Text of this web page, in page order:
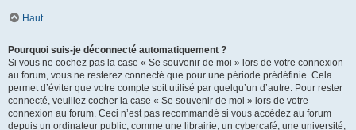
Haut
Pourquoi suis-je déconnecté automatiquement ?
Si vous ne cochez pas la case « Se souvenir de moi » lors de votre connexion
au forum, vous ne resterez connecté que pour une période prédéfinie. Cela
permet d’éviter que votre compte soit utilisé par quelqu’un d’autre. Pour rester
connecté, veuillez cocher la case « Se souvenir de moi » lors de votre
connexion au forum. Ceci n’est pas recommandé si vous accédez au forum
depuis un ordinateur public, comme une librairie, un cybercafé, une université,